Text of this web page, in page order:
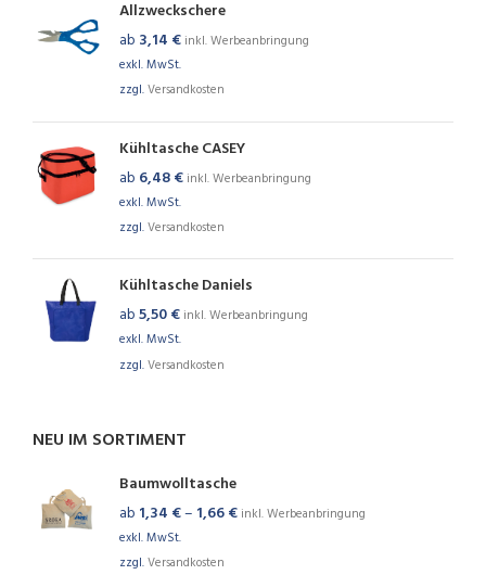
Allzweckschere
ab 3,14 € inkl. Werbeanbringung
exkl. MwSt.
zzgl.Versandkosten
Kühltasche CASEY
ab 6,48€ inkl. Werbeanbringung
exkl. MwSt.
zzgl.Versandkosten
Kühltasche Daniels
ab5,50€ inkl. Werbeanbringung
exkl. MwSt.
zzgl.Versandkosten
NEU IM SORTIMENT
Baumwolltasche
ab 1,34 €– 1,66€ inkl. Werbeanbringung
exkl. MwSt.
zzgl.Versandkosten